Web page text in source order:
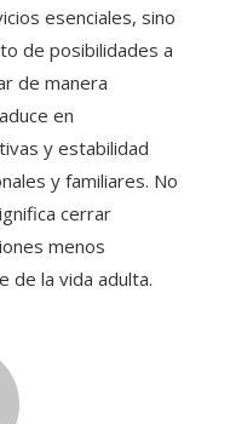
esenciales, sino
de posibilidades a
de manera
en
y estabilidad
y familiares. No
cerrar
menos
de la vida adulta.